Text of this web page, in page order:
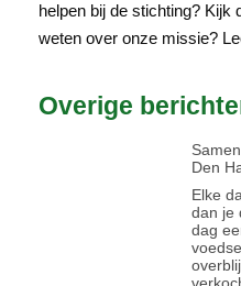
helpen bij de stichting? Kijk
weten over onze missie?
Overige
Den
Elke
dan je
dag